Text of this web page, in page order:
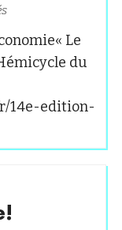
Le
du
14e-edition-